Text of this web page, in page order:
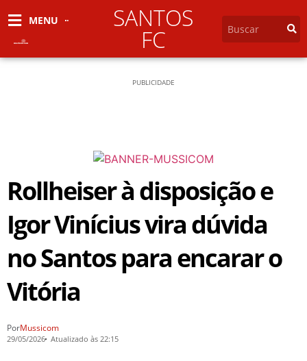
MENU SANTOS
FC
PUBLICIDADE
Rollheiser à disposição e
Igor Vinícius vira dúvida
no Santos para encarar o
Vitória
PorMussicom
29/05/2026 Atualizado às 22:15